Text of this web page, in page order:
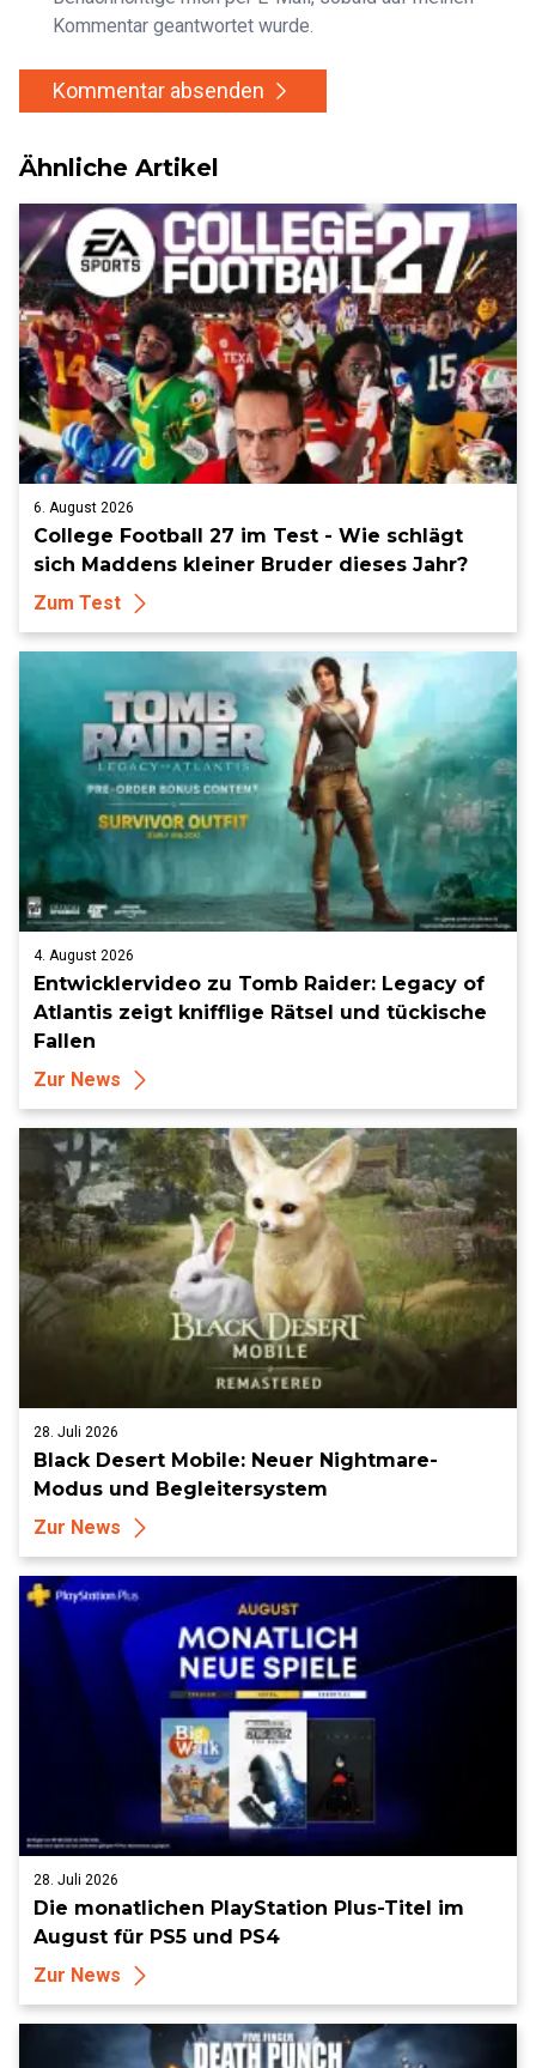
Kommentar geantwortet wurde.
Kommentar absenden
Ähnliche Artikel
6. August 2026
College Football 27 im Test - Wie schlägt
sich Maddens kleiner Bruder dieses Jahr?
Zum Test
4. August 2026
Entwicklervideo zu Tomb Raider: Legacy of
Atlantis zeigt knifflige Rätsel und tückische
Fallen
Zur News
28. Juli 2026
Black Desert Mobile: Neuer Nightmare-
Modus und Begleitersystem
Zur News
28. Juli 2026
Die monatlichen PlayStation Plus-Titel im
August für PS5 und PS4
Zur News